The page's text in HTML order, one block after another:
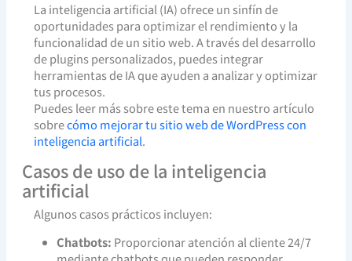
La inteligencia artificial (IA) ofrece un sinfín de
oportunidades para optimizar el rendimiento y la
funcionalidad de un sitio web. A través del desarrollo
de plugins personalizados, puedes integrar
herramientas de IA que ayuden a analizar y optimizar
tus procesos.
Puedes leer más sobre este tema en nuestro artículo
sobrecómo mejorar tu sitio web de WordPress con
inteligencia artificial.
Casos de uso de la inteligencia
artificial
Algunos casos prácticos incluyen:
Chatbots: Proporcionar atención al cliente 24/7